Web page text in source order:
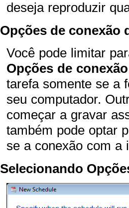
deseja reproduzir
Opções de conexão
Você pode limitar
Opções de
tarefa somente se a
seu computador.
começar a gravar
também pode optar
se a conexão com a
Selecionando